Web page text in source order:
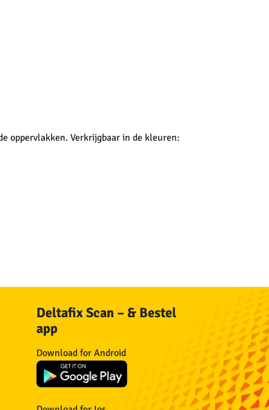
oppervlakken. Verkrijgbaar in de kleuren:
Deltafix Scan – & Bestel
app
Download for Android